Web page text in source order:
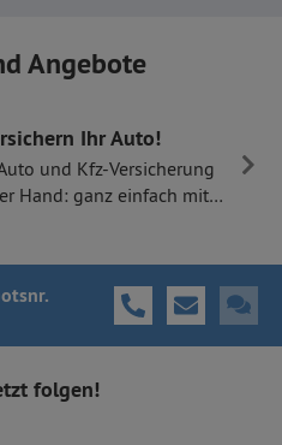
Angebote
Ihr Auto!
und Kfz-Versicherung
Hand: ganz einfach mit
folgen!